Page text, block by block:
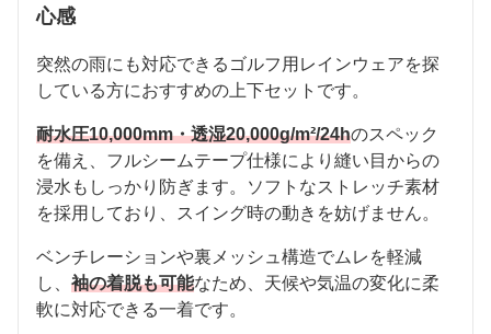
心感
突然の雨にも対応できるゴルフ用レインウェアを探
している方におすすめの上下セットです。
耐水圧10,000mm・透湿20,000g/m²/24hのスペック
を備え、フルシームテープ仕様により縫い目からの
浸水もしっかり防ぎます。ソフトなストレッチ素材
を採用しており、スイング時の動きを妨げません。
ベンチレーションや裏メッシュ構造でムレを軽減
し、 袖の着脱も可能なため、天候や気温の変化に柔
軟に対応できる一着です。